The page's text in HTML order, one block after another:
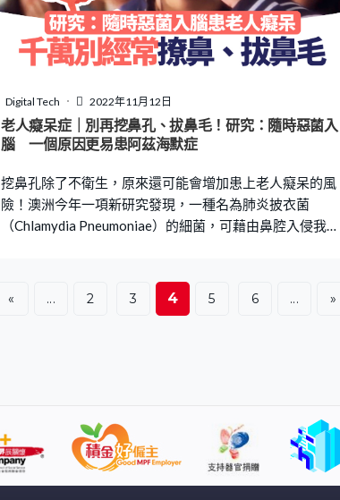
用果汁的習慣有關，於是提議患者停止飲用果汁。結果在
三個月後進行抽血檢查，發現其肝臟的狀況已經回復正
常。 醫生就此解釋果汁和水果的分別，指出兩者最主要的
在空氣中氧化。由於纖維對腸道健康十分重要，必須要有
足夠的纖維，才可使腸內菌豐饒生長，人們才能獲得飽足
感和排便暢順。 相反，如果缺乏纖維，便會加快果糖進入
指，果糖與葡萄糖不同，身體唯一處理果糖的
Digital Tech 2022年11月12日
老人癡呆症｜別再挖鼻孔、拔鼻毛！研究：隨時惡菌入
腦 一個原因更易患阿茲海默症
挖鼻孔除了不衛生，原來還可能會增加患上老人癡呆的風
險！澳洲今年一項新研究發現，一種名為肺炎披衣菌
（Chlamydia Pneumoniae）的細菌，可藉由鼻腔入侵我們
拔鼻毛的習慣容易弄損鼻黏膜，令細菌入侵風險提高，增
加患上老人癡呆的機會。 澳洲研究：惡菌隨時入腦 澳洲格
我們的中樞神經系統 (CNS)，導致腦中Aβ類澱粉蛋白堆
積，引起阿茲海默症（Alzheimer’s disease，俗稱老人癡呆
症）。 該研究利用老鼠做實驗，結果顯示肺炎披衣菌會在
72小時內感染老鼠的嗅覺和三叉神經、嗅球和大腦。在第
« ... 2 3 4 5 6 ... »